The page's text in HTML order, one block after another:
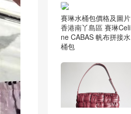
賽琳水桶包價格及圖片
香港南丫島區 賽琳Celi
ne CABAS 帆布拼接水
桶包